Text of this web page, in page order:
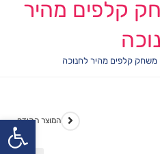
קלפים מהיר
משחק קלפים מהיר לחנוכה
המוצר הקודם